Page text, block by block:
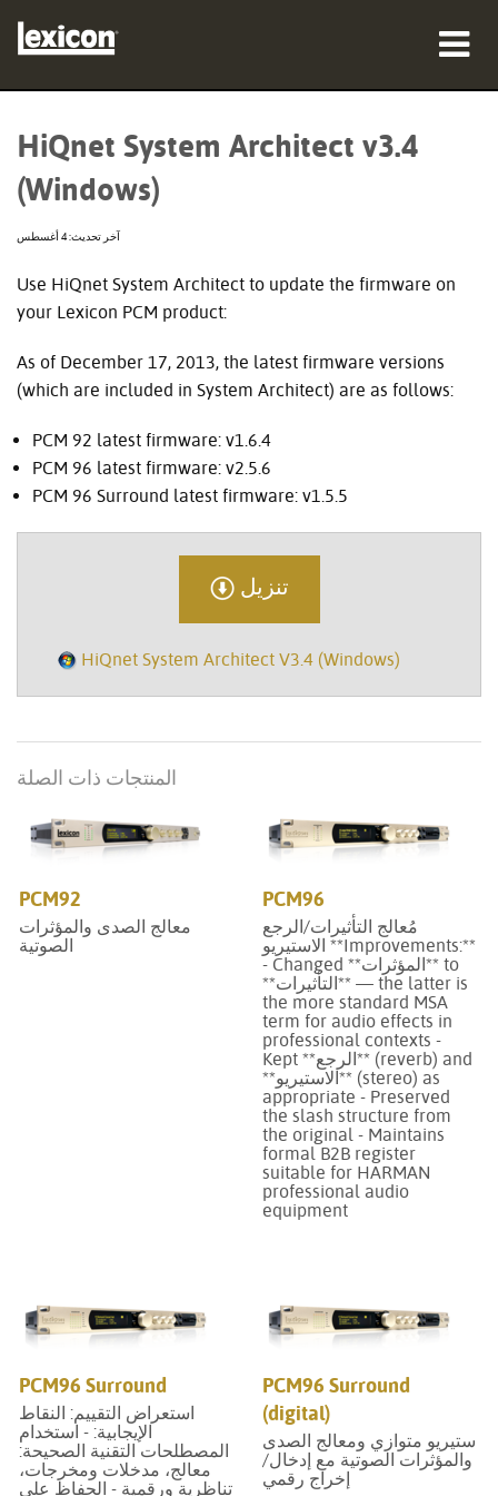
أين تشتري
التدريب
الدعم
اللغة/المنطقة
HiQnet System Architect v3.4
(Windows)
آخر تحديث: 4 أغسطس
Use HiQnet System Architect to update the firmware on
your Lexicon PCM product:
As of December 17, 2013, the latest firmware versions
(which are included in System Architect) are as follows:
PCM 92 latest firmware: v1.6.4
PCM 96 latest firmware: v2.5.6
PCM 96 Surround latest firmware: v1.5.5
تنزيل
HiQnet System Architect V3.4 (Windows)
المنتجات ذات الصلة
PCM92
معالج الصدى والمؤثرات
الصوتية
PCM96
مُعالج التأثيرات/الرجع
الاستيريو **Improvements:**
- Changed **المؤثرات** to
**التأثيرات** — the latter is
the more standard MSA
term for audio effects in
professional contexts -
Kept **الرجع** (reverb) and
**الاستيريو** (stereo) as
appropriate - Preserved
the slash structure from
the original - Maintains
formal B2B register
suitable for HARMAN
professional audio
equipment
PCM96 Surround
استعراض التقييم: النقاط
الإيجابية: - استخدام
المصطلحات التقنية الصحيحة:
معالج، مدخلات ومخرجات،
تناظرية ورقمية - الحفاظ على
PCM96 Surround
(digital)
ستيريو متوازي ومعالج الصدى
والمؤثرات الصوتية مع إدخال/
إخراج رقمي